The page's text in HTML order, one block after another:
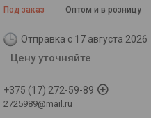
Под заказ Оптом и в розницу
Отправка с 17 августа 2026
Цену уточняйте
+375 (17) 272-59-89
2725989@mail.ru